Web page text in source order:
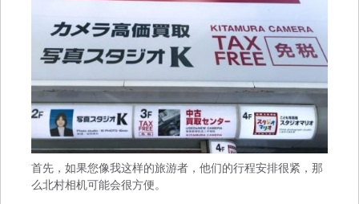
首先，如果您像我这样的旅游者，他们的行程安排很紧，那
么北村相机可能会很方便。